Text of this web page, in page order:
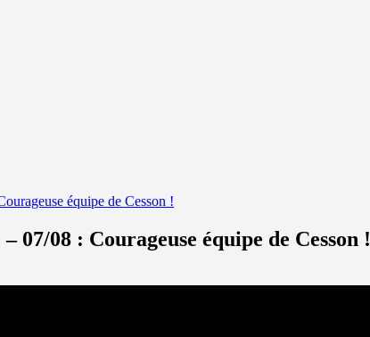
équipe de Cesson !
07/08 : Courageuse équipe de Cesson !